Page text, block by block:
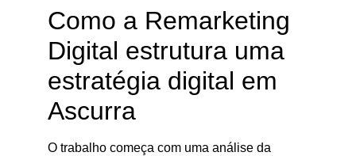
Como a Remarketing
Digital estrutura uma
estratégia digital em
Ascurra
O trabalho começa com uma análise da